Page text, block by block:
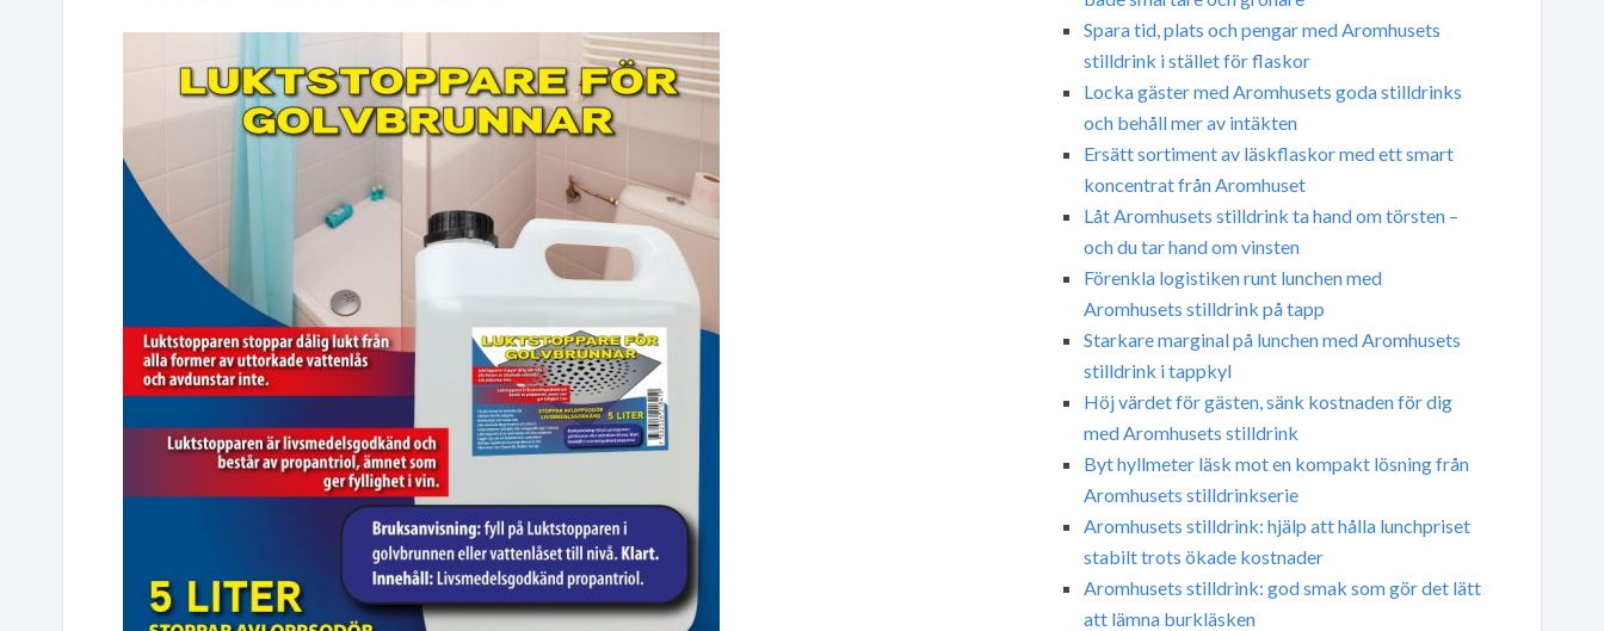
Spara tid, plats och pengar med Aromhusets
stilldrink i stället för flaskor
Locka gäster med Aromhusets goda stilldrinks
och behåll mer av intäkten
Ersätt sortiment av läskflaskor med ett smart
koncentrat från Aromhuset
Låt Aromhusets stilldrink ta hand om törsten –
och du tar hand om vinsten
Förenkla logistiken runt lunchen med
Aromhusets stilldrink på tapp
Starkare marginal på lunchen med Aromhusets
stilldrink i tappkyl
Höj värdet för gästen, sänk kostnaden för dig
med Aromhusets stilldrink
Byt hyllmeter läsk mot en kompakt lösning från
Aromhusets stilldrinkserie
Aromhusets stilldrink: hjälp att hålla lunchpriset
stabilt trots ökade kostnader
Aromhusets stilldrink: god smak som gör det lätt
att lämna burkläsken